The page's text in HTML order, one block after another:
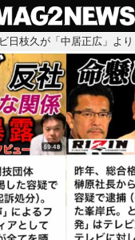
日枝久が「中居正広」よ